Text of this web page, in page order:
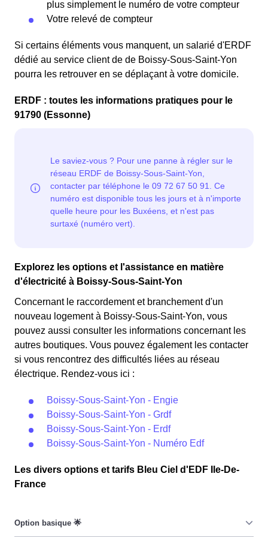
plus simplement le numéro de votre compteur
Votre relevé de compteur
Si certains éléments vous manquent, un salarié d'ERDF
dédié au service client de de Boissy-Sous-Saint-Yon
pourra les retrouver en se déplaçant à votre domicile.
ERDF : toutes les informations pratiques pour le
91790 (Essonne)
Explorez les options et l'assistance en matière
d'électricité à Boissy-Sous-Saint-Yon
Concernant le raccordement et branchement d'un
nouveau logement à Boissy-Sous-Saint-Yon, vous
pouvez aussi consulter les informations concernant les
autres boutiques. Vous pouvez également les contacter
si vous rencontrez des difficultés liées au réseau
électrique. Rendez-vous ici :
Boissy-Sous-Saint-Yon - Engie
Boissy-Sous-Saint-Yon - Grdf
Boissy-Sous-Saint-Yon - Erdf
Boissy-Sous-Saint-Yon - Numéro Edf
Les divers options et tarifs Bleu Ciel d'EDF Ile-De-
France